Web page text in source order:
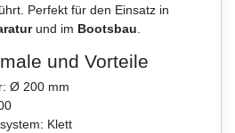
Perfekt für den Einsatz in
und im Bootsbau
und Vorteile
Ø 200 mm
Klett